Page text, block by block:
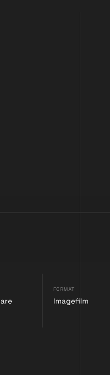
FORMAT
Imagefilm